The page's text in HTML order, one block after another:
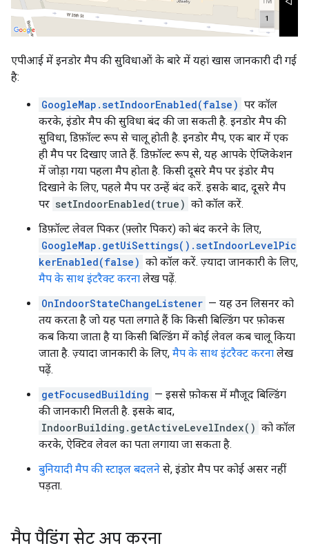
एपीआई में इनडोर मैप की सुविधाओं के बारे में यहां खास जानकारी दी गई
है:
GoogleMap.setIndoorEnabled(false) पर कॉल
करके, इंडोर मैप की सुविधा बंद की जा सकती है. इनडोर मैप की
सुविधा, डिफ़ॉल्ट रूप से चालू होती है. इनडोर मैप, एक बार में एक
ही मैप पर दिखाए जाते हैं. डिफ़ॉल्ट रूप से, यह आपके ऐप्लिकेशन
में जोड़ा गया पहला मैप होता है. किसी दूसरे मैप पर इंडोर मैप
दिखाने के लिए, पहले मैप पर उन्हें बंद करें. इसके बाद, दूसरे मैप
पर setIndoorEnabled(true) को कॉल करें.
डिफ़ॉल्ट लेवल पिकर (फ़्लोर पिकर) को बंद करने के लिए,
GoogleMap.getUiSettings().setIndoorLevelPic
kerEnabled(false) को कॉल करें. ज़्यादा जानकारी के लिए,
मैप के साथ इंटरैक्ट करना लेख पढ़ें.
OnIndoorStateChangeListener — यह उन लिसनर को
तय करता है जो यह पता लगाते हैं कि किसी बिल्डिंग पर फ़ोकस
कब किया जाता है या किसी बिल्डिंग में कोई लेवल कब चालू किया
जाता है. ज़्यादा जानकारी के लिए, मैप के साथ इंटरैक्ट करना लेख
पढ़ें.
getFocusedBuilding — इससे फ़ोकस में मौजूद बिल्डिंग
की जानकारी मिलती है. इसके बाद,
IndoorBuilding.getActiveLevelIndex() को कॉल
करके, ऐक्टिव लेवल का पता लगाया जा सकता है.
बुनियादी मैप की स्टाइल बदलने से, इंडोर मैप पर कोई असर नहीं
पड़ता.
मैप पैडिंग सेट अप करना